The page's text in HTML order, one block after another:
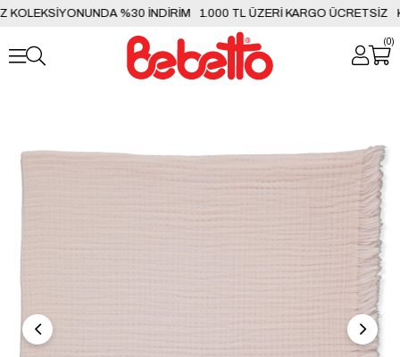
%30 İNDİRİM 1.000 TL ÜZERİ KARGO ÜCRETSİZ
0